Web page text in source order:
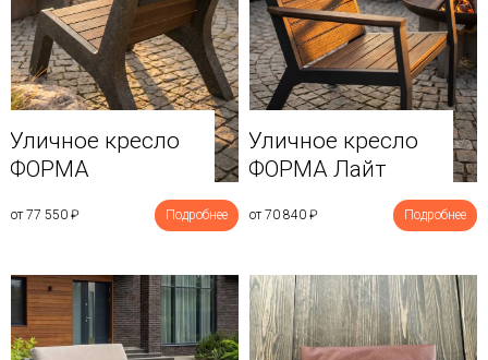
Уличное кресло
ФОРМА
от 77 550 ₽ Подробнее
Уличное кресло
ФОРМА Лайт
от 70 840 ₽ Подробнее